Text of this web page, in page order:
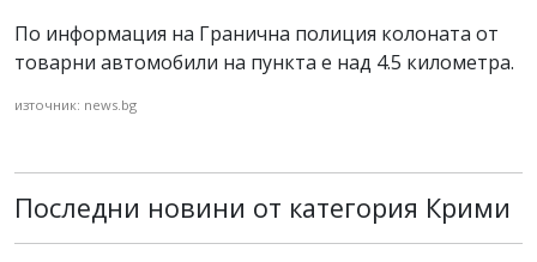
По информация на Гранична полиция колоната от
товарни автомобили на пункта е над 4.5 километра.
източник: news.bg
Последни новини от категория Крими